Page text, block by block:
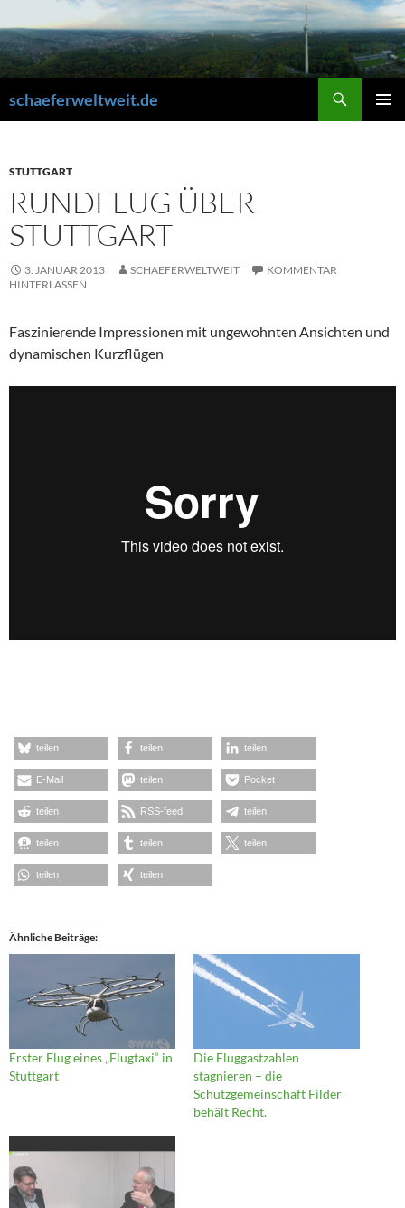
Inhalt
springen
schaeferweltweit.de
STUTTGART
RUNDFLUG ÜBER
STUTTGART
3. JANUAR 2013 SCHAEFERWELTWEIT
KOMMENTAR
HINTERLASSEN
Faszinierende Impressionen mit ungewohnten Ansichten und
dynamischen Kurzflügen
teilen teilen teilen
E-Mail teilen Pocket
teilen RSS-feed teilen
teilen teilen teilen
teilen teilen
Ähnliche Beiträge
Erster Flug eines „Flugtaxi“ in
Stuttgart
Die Fluggastzahlen
stagnieren – die
Schutzgemeinschaft Filder
behält Recht.